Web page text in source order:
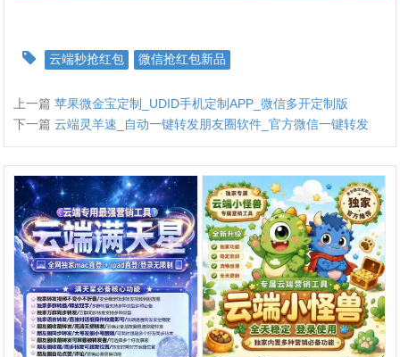
云端秒抢红包 微信抢红包新品
上一篇苹果微金宝定制_UDID手机定制APP_微信多开定制版
下一篇云端灵羊速_自动一键转发朋友圈软件_官方微信一键转发